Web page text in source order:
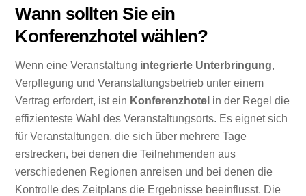
Wann sollten Sie ein
Konferenzhotel wählen?
Wenn eine Veranstaltung integrierte Unterbringung,
Verpflegung und Veranstaltungsbetrieb unter einem
Vertrag erfordert, ist ein Konferenzhotel in der Regel die
effizienteste Wahl des Veranstaltungsorts. Es eignet sich
für Veranstaltungen, die sich über mehrere Tage
erstrecken, bei denen die Teilnehmenden aus
verschiedenen Regionen anreisen und bei denen die
Kontrolle des Zeitplans die Ergebnisse beeinflusst. Die